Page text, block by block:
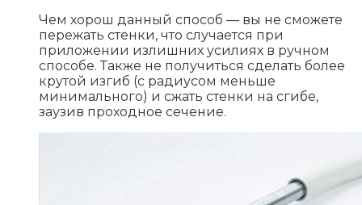
Чем хорош данный способ — вы не сможете
пережать стенки, что случается при
приложении излишних усилиях в ручном
способе. Также не получиться сделать более
крутой изгиб (с радиусом меньше
минимального) и сжать стенки на сгибе,
заузив проходное сечение.